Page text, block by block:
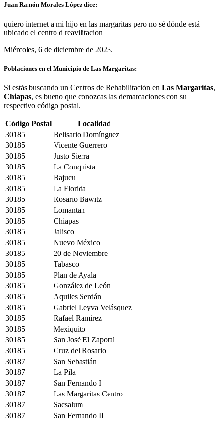
Juan Ramón Morales López dice:
quiero internet a mi hijo en las margaritas pero no sé dónde está
ubicado el centro d reavilitacion
Miércoles, 6 de diciembre de 2023.
Poblaciones en el Municipio de Las Margaritas:
Si estás buscando un Centros de Rehabilitación en Las Margaritas,
Chiapas, es bueno que conozcas las demarcaciones con su
respectivo código postal.
Código Postal
Localidad
30185
Belisario Domínguez
30185
Vicente Guerrero
30185
Justo Sierra
30185
La Conquista
30185
Bajucu
30185
La Florida
30185
Rosario Bawitz
30185
Lomantan
30185
Chiapas
30185
Jalisco
30185
Nuevo México
30185
20 de Noviembre
30185
Tabasco
30185
Plan de Ayala
30185
González de León
30185
Aquiles Serdán
30185
Gabriel Leyva Velásquez
30185
Rafael Ramirez
30185
Mexiquito
30185
San José El Zapotal
30185
Cruz del Rosario
30187
San Sebastián
30187
La Pila
30187
San Fernando I
30187
Las Margaritas Centro
30187
Sacsalum
30187
San Fernando II